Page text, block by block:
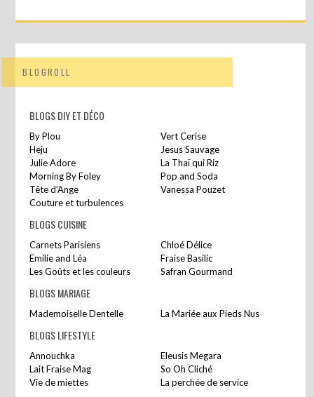
BLOGROLL
BLOGS DIY ET DÉCO
By Plou
Vert Cerise
Heju
Jesus Sauvage
Julie Adore
La Thaï qui Riz
Morning By Foley
Pop and Soda
Tête d’Ange
Vanessa Pouzet
Couture et turbulences
BLOGS CUISINE
Carnets Parisiens
Chloé Délice
Emilie and Léa
Fraise Basilic
Les Goûts et les couleurs
Safran Gourmand
BLOGS MARIAGE
Mademoiselle Dentelle La Mariée aux Pieds Nus
BLOGS LIFESTYLE
Annouchka
Eleusis Megara
Lait Fraise Mag
So Oh Cliché
Vie de miettes
La perchée de service